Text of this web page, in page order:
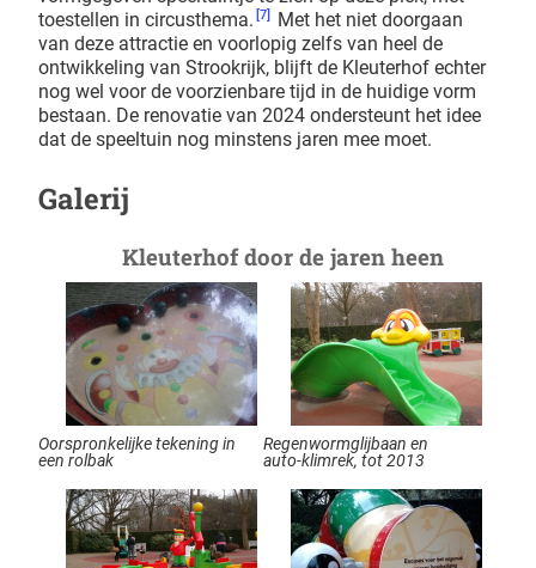
toestellen in circusthema. [7]
Met het niet doorgaan
van deze attractie en voorlopig zelfs van heel de
ontwikkeling van Strookrijk, blijft de Kleuterhof echter
nog wel voor de voorzienbare tijd in de huidige vorm
bestaan. De renovatie van 2024 ondersteunt het idee
dat de speeltuin nog minstens jaren mee moet.
Galerij
Kleuterhof door de jaren heen
Oorspronkelijke tekening in
een rolbak
Regenwormglijbaan en
auto-klimrek, tot 2013